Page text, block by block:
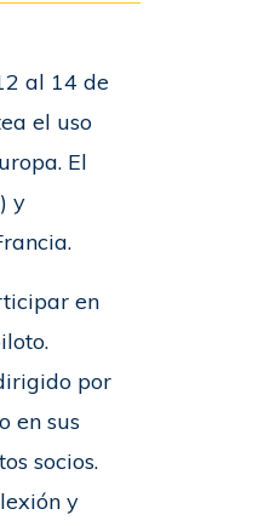
al 14 de
el uso
El
y
en
por
en sus
socios.
y